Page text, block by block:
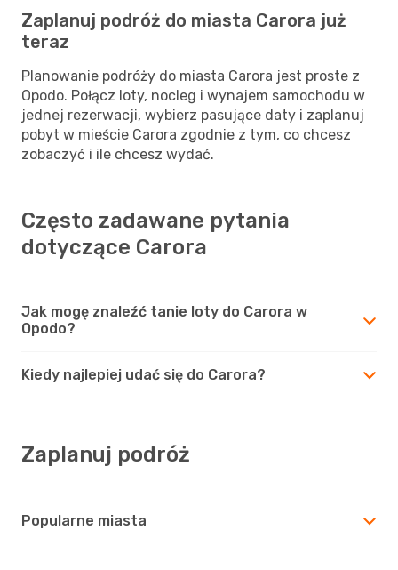
Zaplanuj podróż do miasta Carora już
teraz
Planowanie podróży do miasta Carora jest proste z
Opodo. Połącz loty, nocleg i wynajem samochodu w
jednej rezerwacji, wybierz pasujące daty i zaplanuj
pobyt w mieście Carora zgodnie z tym, co chcesz
zobaczyć i ile chcesz wydać.
Często zadawane pytania
dotyczące Carora
Jak mogę znaleźć tanie loty do Carora w
Opodo?
Kiedy najlepiej udać się do Carora?
Zaplanuj podróż
Popularne miasta